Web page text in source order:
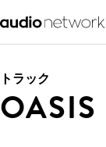
トラック
OASIS